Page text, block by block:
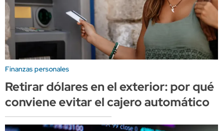
Finanzas personales
Retirar dólares en el exterior: por qué
conviene evitar el cajero automático